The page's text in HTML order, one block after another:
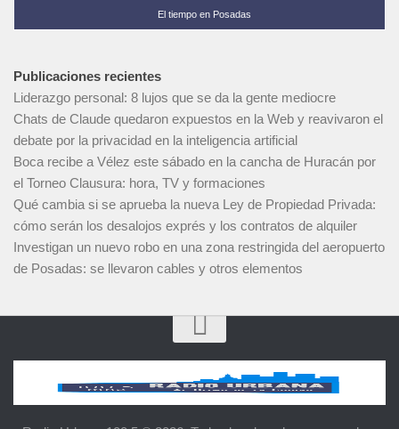
El tiempo en Posadas
Publicaciones recientes
Liderazgo personal: 8 lujos que se da la gente mediocre
Chats de Claude quedaron expuestos en la Web y reavivaron el
debate por la privacidad en la inteligencia artificial
Boca recibe a Vélez este sábado en la cancha de Huracán por
el Torneo Clausura: hora, TV y formaciones
Qué cambia si se aprueba la nueva Ley de Propiedad Privada:
cómo serán los desalojos exprés y los contratos de alquiler
Investigan un nuevo robo en una zona restringida del aeropuerto
de Posadas: se llevaron cables y otros elementos